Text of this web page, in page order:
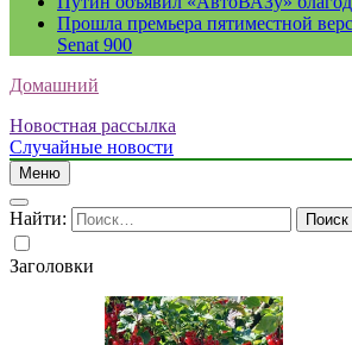
Прошла премьера пятиместной
Senat 900
Домашний
Новостная рассылка
Случайные новости
Меню
Найти:
Заголовки